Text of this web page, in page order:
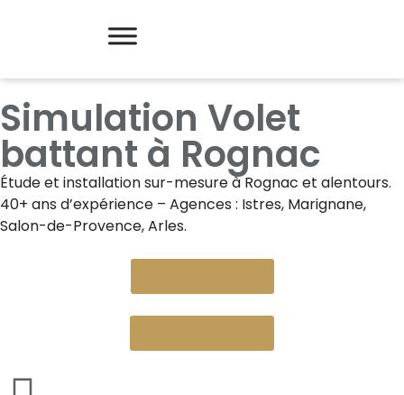
Simulation Volet
battant à Rognac
Étude et installation sur-mesure àRognac et alentours.
40+ ans d’expérience – Agences : Istres, Marignane,
Salon-de-Provence, Arles.